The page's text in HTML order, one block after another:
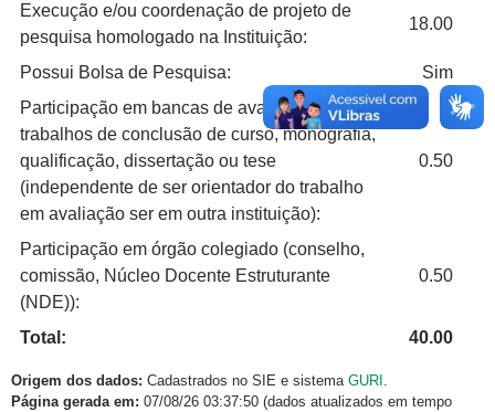
Execução e/ou coordenação de projeto de
pesquisa homologado na Instituição:
18.00
Possui Bolsa de Pesquisa:
Sim
Participação em bancas de avaliação de
trabalhos de conclusão de curso, monografia,
qualificação, dissertação ou tese
(independente de ser orientador do trabalho
em avaliação ser em outra instituição):
0.50
Participação em órgão colegiado (conselho,
comissão, Núcleo Docente Estruturante
(NDE)):
0.50
Total: 40.00
Origem dos dados: Cadastrados no SIE e sistema GURI .
Página gerada em: 07/08/26 03:37:50 (dados atualizados em tempo